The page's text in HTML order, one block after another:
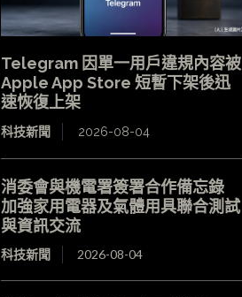
Telegram 因單一用戶違規內容被
Apple App Store 短暫下架後迅
速恢復上架
科技新聞 2026-08-04
消委會與機電署簽署合作備忘錄
加強家用電器及氣體用具聯合測試
與資訊交流
科技新聞 2026-08-04